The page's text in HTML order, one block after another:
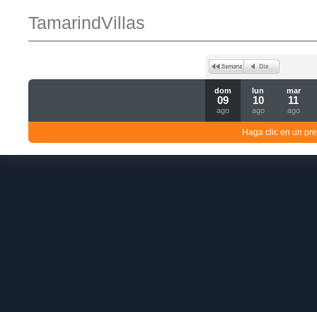
TamarindVillas
dom
09
ago
lun
10
ago
mar
11
ago
Haga clic en un